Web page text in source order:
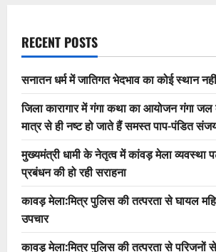
RECENT POSTS
सनातन धर्म में जातिगत भेदभाव का कोई स्थान
जिला कारागार में गंगा कथा का आयोजन गंगा
मात्र से ही नष्ट हो जाते हैं समस्त पाप-पंडित
मुख्यमंत्री धामी के नेतृत्व में कांवड़ मेला व्यवस्था
प्रबंधन की हो रही सराहना
कावड़ मेला:मित्र पुलिस की तत्परता से घायल
उपचार
कावड़ मेला:मित्र पुलिस की तत्परता से परिजनों से